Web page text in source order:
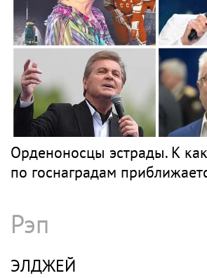
Орденоносцы эстрады. К
по госнаградам
Рэп
ЭЛДЖЕЙ